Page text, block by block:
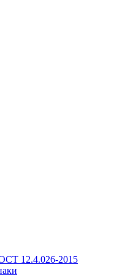
12.4.026-2015